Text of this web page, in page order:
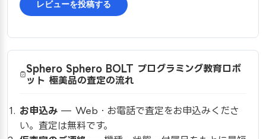
レビューを投稿する
Sphero Sphero BOLT プログラミング教育ロボ
ット 極美品の査定の流れ
お申込み — Web・お電話で査定をお申込みくださ
い。査定は無料です。